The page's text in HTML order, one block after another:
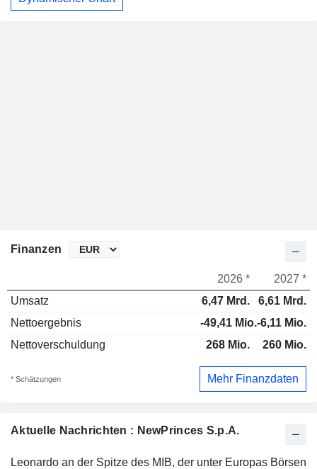
Aktuelle Nachrichten : NewPrinces S.p.A.
Leonardo an der Spitze des MIB, der unter Europas Börsen
Finanzen
2026 *
2027 *
Umsatz
6,47 Mrd.
6,61 Mrd.
Nettoergebnis
-49,41 Mio.-6,11 Mio.
Nettoverschuldung
268 Mio. 260 Mio.
* Schätzungen Mehr Finanzdaten